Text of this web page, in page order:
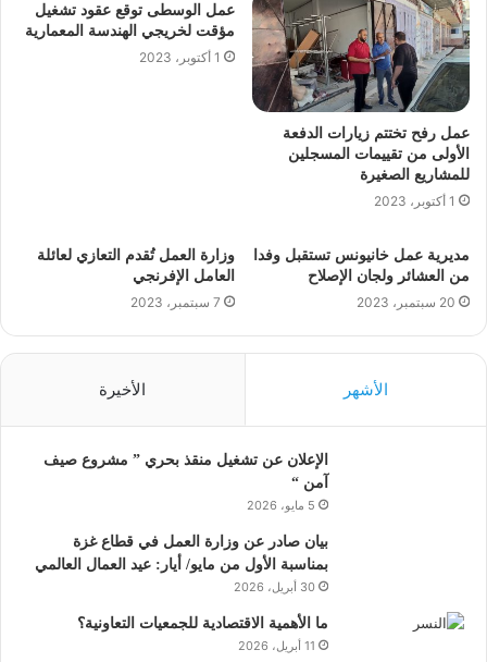
عمل رفح تختتم زيارات الدفعة
الأولى من تقييمات المسجلين
للمشاريع الصغيرة
1 أكتوبر، 2023
عمل الوسطى توقع عقود تشغيل
مؤقت لخريجي الهندسة المعمارية
1 أكتوبر، 2023
مديرية عمل خانيونس تستقبل وفدا
من العشائر ولجان الإصلاح
20 سبتمبر، 2023
وزارة العمل تُقدم التعازي لعائلة
العامل الإفرنجي
7 سبتمبر، 2023
الأشهر الأخيرة
الإعلان عن تشغيل منقذ بحري ” مشروع صيف
آمن “
5 مايو، 2026
بيان صادر عن وزارة العمل في قطاع غزة
بمناسبة الأول من مايو/ أيار: عيد العمال العالمي
30 أبريل، 2026
ما الأهمية الاقتصادية للجمعيات التعاونية؟
11 أبريل، 2026